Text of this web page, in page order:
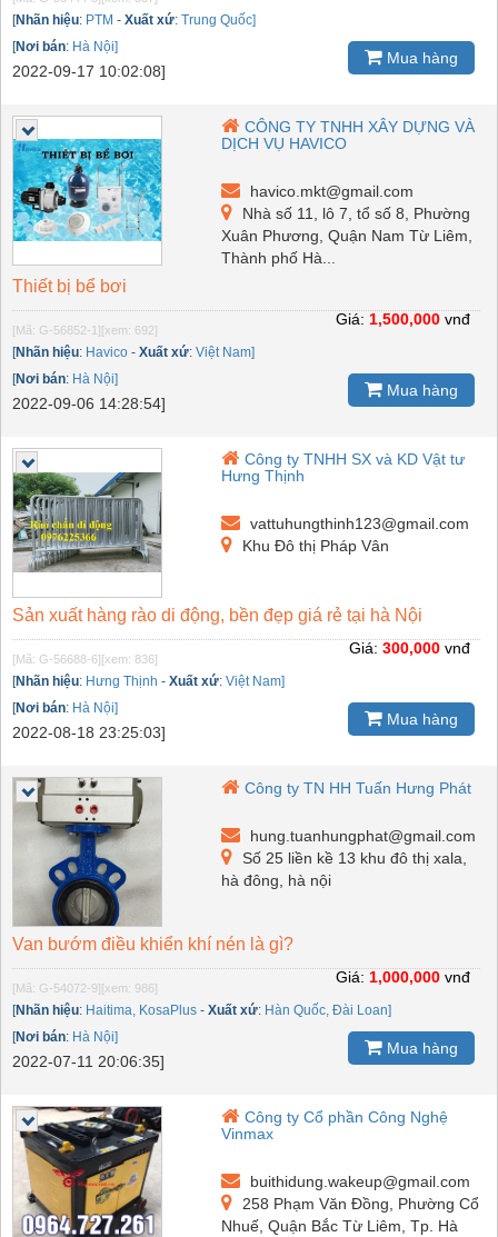
[Nhãn hiệu: PTM - Xuất xứ: Trung Quốc]
[Nơi bán: Hà Nội]
2022-09-17 10:02:08]
Mua hàng
CÔNG TY TNHH XÂY DỰNG VÀ
DỊCH VỤ HAVICO
havico.mkt@gmail.com
Nhà số 11, lô 7, tổ số 8, Phường
Xuân Phương, Quận Nam Từ Liêm,
Thành phố Hà...
Thiết bị bể bơi
[Mã: G-56852-1][xem: 692]
[Nhãn hiệu: Havico - Xuất xứ: Việt Nam]
[Nơi bán: Hà Nội]
2022-09-06 14:28:54]
Giá: 1,500,000 vnđ
Mua hàng
Công ty TNHH SX và KD Vật tư
Hưng Thịnh
vattuhungthinh123@gmail.com
Khu Đô thị Pháp Vân
Sản xuất hàng rào di động, bền đẹp giá rẻ tại hà Nội
[Mã: G-56688-6][xem: 836]
[Nhãn hiệu: Hưng Thịnh - Xuất xứ: Việt Nam]
[Nơi bán: Hà Nội]
2022-08-18 23:25:03]
Giá: 300,000 vnđ
Mua hàng
Công ty TN HH Tuấn Hưng Phát
hung.tuanhungphat@gmail.com
Số 25 liền kề 13 khu đô thị xala,
hà đông, hà nội
Van bướm điều khiển khí nén là gì?
[Mã: G-54072-9][xem: 986]
[Nhãn hiệu: Haitima, KosaPlus - Xuất xứ: Hàn Quốc, Đài Loan]
[Nơi bán: Hà Nội]
2022-07-11 20:06:35]
Giá: 1,000,000 vnđ
Mua hàng
Công ty Cổ phần Công Nghệ
Vinmax
buithidung.wakeup@gmail.com
258 Phạm Văn Đồng, Phường Cổ
Nhuế, Quận Bắc Từ Liêm, Tp. Hà